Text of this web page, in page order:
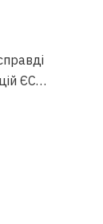
ЄС…